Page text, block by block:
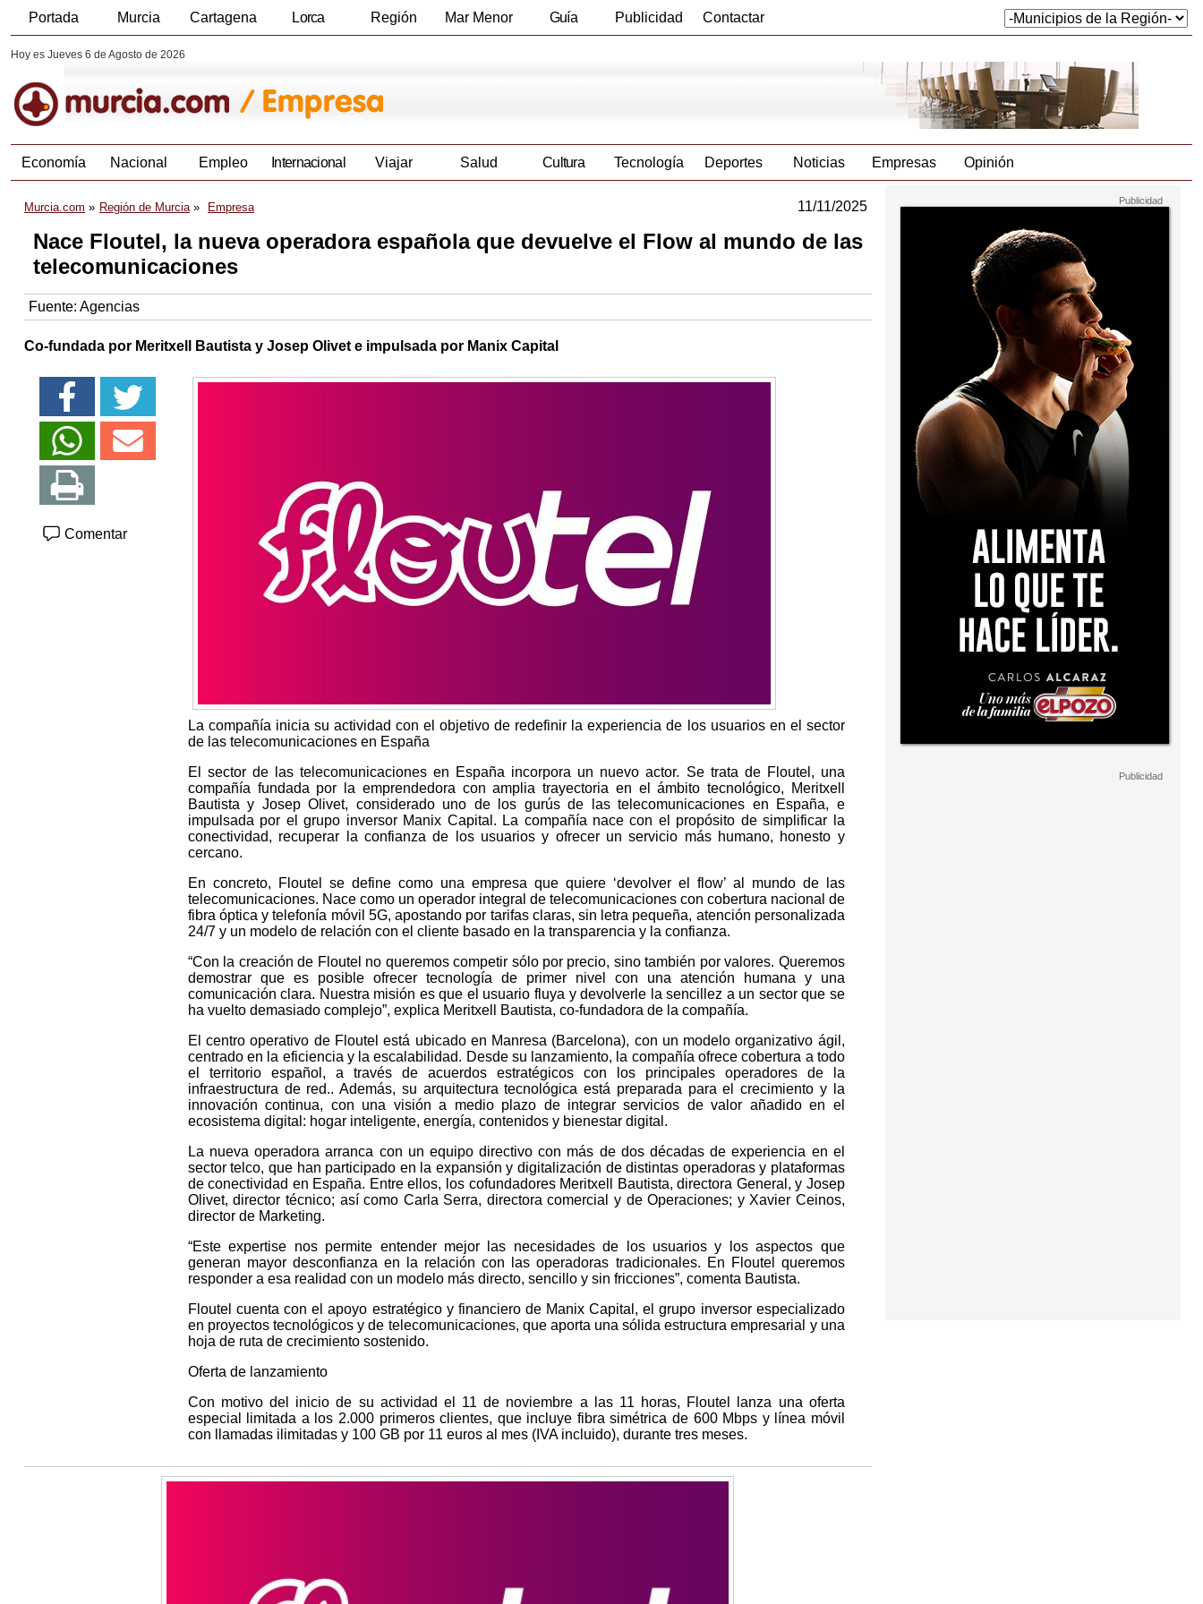
Portada Murcia Cartagena Lorca Región Mar Menor Guía Publicidad Contactar
Hoy es Jueves 6 de Agosto de 2026
Economía Nacional Empleo Internacional Viajar Salud Cultura Tecnología Deportes Noticias Empresas Opinión
Murcia.com Región de Murcia Empresa 11/11/2025
Nace Floutel, la nueva operadora española que devuelve el Flow al mundo de las
telecomunicaciones
Fuente: Agencias
Co-fundada por Meritxell Bautista y Josep Olivet e impulsada por Manix Capital
Comentar
La compañía inicia su actividad con el objetivo de redefinir la experiencia de los usuarios en el sector
de las telecomunicaciones en España
El sector de las telecomunicaciones en España incorpora un nuevo actor. Se trata de Floutel, una
compañía fundada por la emprendedora con amplia trayectoria en el ámbito tecnológico, Meritxell
Bautista y Josep Olivet, considerado uno de los gurús de las telecomunicaciones en España, e
impulsada por el grupo inversor Manix Capital. La compañía nace con el propósito de simplificar la
conectividad, recuperar la confianza de los usuarios y ofrecer un servicio más humano, honesto y
cercano.
En concreto, Floutel se define como una empresa que quiere ‘devolver el flow’ al mundo de las
telecomunicaciones. Nace como un operador integral de telecomunicaciones con cobertura nacional de
fibra óptica y telefonía móvil 5G, apostando por tarifas claras, sin letra pequeña, atención personalizada
24/7 y un modelo de relación con el cliente basado en la transparencia y la confianza.
“Con la creación de Floutel no queremos competir sólo por precio, sino también por valores. Queremos
demostrar que es posible ofrecer tecnología de primer nivel con una atención humana y una
comunicación clara. Nuestra misión es que el usuario fluya y devolverle la sencillez a un sector que se
ha vuelto demasiado complejo”, explica Meritxell Bautista, co-fundadora de la compañía.
El centro operativo de Floutel está ubicado en Manresa (Barcelona), con un modelo organizativo ágil,
centrado en la eficiencia y la escalabilidad. Desde su lanzamiento, la compañía ofrece cobertura a todo
el territorio español, a través de acuerdos estratégicos con los principales operadores de la
infraestructura de red.. Además, su arquitectura tecnológica está preparada para el crecimiento y la
innovación continua, con una visión a medio plazo de integrar servicios de valor añadido en el
ecosistema digital: hogar inteligente, energía, contenidos y bienestar digital.
La nueva operadora arranca con un equipo directivo con más de dos décadas de experiencia en el
sector telco, que han participado en la expansión y digitalización de distintas operadoras y plataformas
de conectividad en España. Entre ellos, los cofundadores Meritxell Bautista, directora General, y Josep
Olivet, director técnico; así como Carla Serra, directora comercial y de Operaciones; y Xavier Ceinos,
director de Marketing.
“Este expertise nos permite entender mejor las necesidades de los usuarios y los aspectos que
generan mayor desconfianza en la relación con las operadoras tradicionales. En Floutel queremos
responder a esa realidad con un modelo más directo, sencillo y sin fricciones”, comenta Bautista.
Floutel cuenta con el apoyo estratégico y financiero de Manix Capital, el grupo inversor especializado
en proyectos tecnológicos y de telecomunicaciones, que aporta una sólida estructura empresarial y una
hoja de ruta de crecimiento sostenido.
Oferta de lanzamiento
Con motivo del inicio de su actividad el 11 de noviembre a las 11 horas, Floutel lanza una oferta
especial limitada a los 2.000 primeros clientes, que incluye fibra simétrica de 600 Mbps y línea móvil
con llamadas ilimitadas y 100 GB por 11 euros al mes (IVA incluido), durante tres meses.